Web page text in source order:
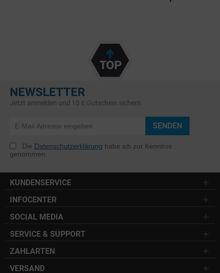
NEWSLETTER
Jetzt anmelden und 10 € Gutschein sichern
SENDEN
Die Datenschutzerklärung habe ich zur Kenntnis
genommen.
KUNDENSERVICE
INFOCENTER
SOCIAL MEDIA
SERVICE & SUPPORT
ZAHLARTEN
VERSAND